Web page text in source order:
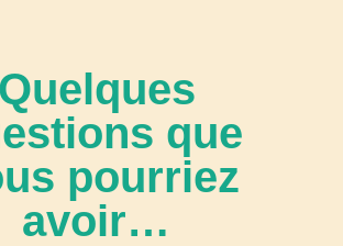
Quelques
que
pourriez
avoir…